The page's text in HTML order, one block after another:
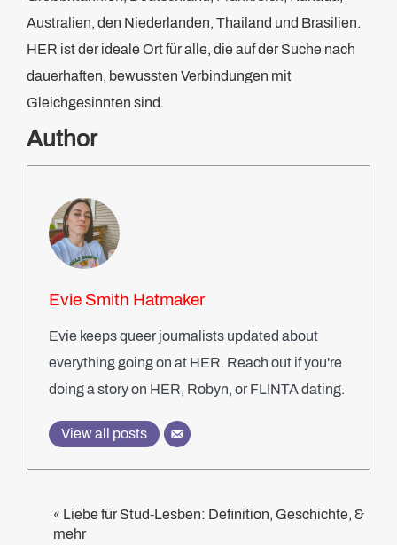
Australien, den Niederlanden, Thailand und Brasilien.
HER ist der ideale Ort für alle, die auf der Suche nach
dauerhaften, bewussten Verbindungen mit
Gleichgesinnten sind.
Author
Evie Smith Hatmaker
Evie keeps queer journalists updated about
everything going on at HER. Reach out if you're
doing a story on HER, Robyn, or FLINTA dating.
View all posts
« Liebe für Stud-Lesben: Definition, Geschichte, &
mehr